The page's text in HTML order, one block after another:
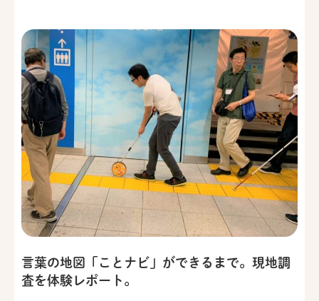
言葉の地図「ことナビ」ができるまで。現地調
査を体験レポート。